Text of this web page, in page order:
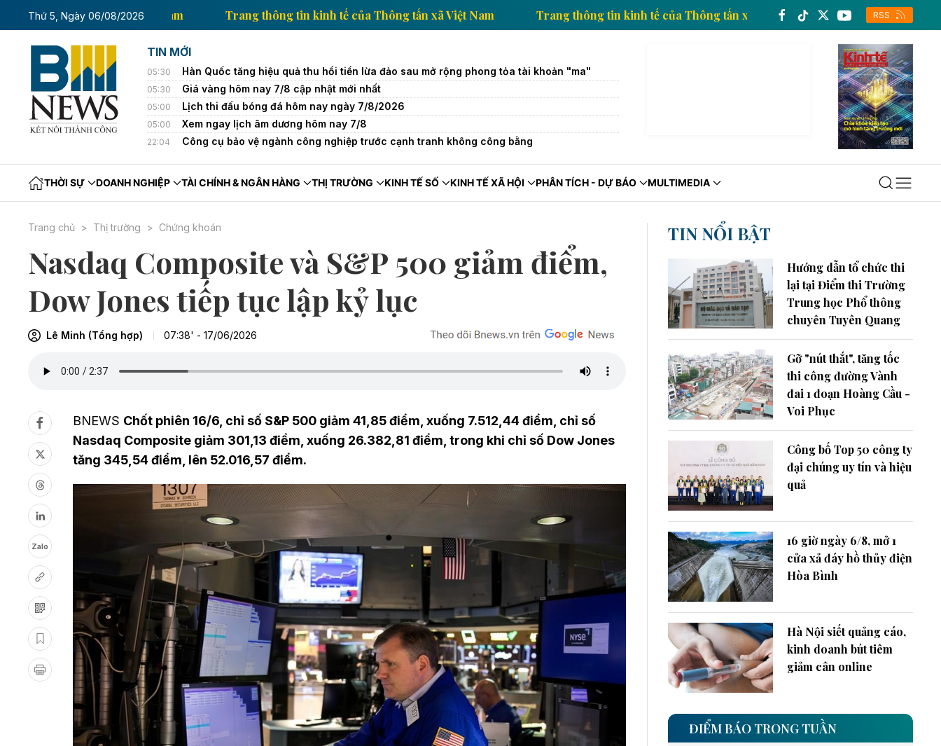
Thứ 5, Ngày 06/08/2026
thông tin kinh tế của Thông tấn xã Việt Nam Trang thông tin kinh tế của Thông tấn xã Việt Nam Trang thông tin kinh tế của Thông tấn xã Việt Nam RSS
TIN MỚI
05:30 Hàn Quốc tăng hiệu quả thu hồi tiền lừa đảo sau mở rộng phong tỏa tài khoản "ma"
05:30 Giá vàng hôm nay 7/8 cập nhật mới nhất
05:00 Lịch thi đấu bóng đá hôm nay ngày 7/8/2026
05:00 Xem ngay lịch âm dương hôm nay 7/8
22:04 Công cụ bảo vệ ngành công nghiệp trước cạnh tranh không công bằng
THỜI SỰ DOANH NGHIỆP TÀI CHÍNH & NGÂN HÀNG THỊ TRƯỜNG KINH TẾ SỐ KINH TẾ XÃ HỘI PHÂN TÍCH - DỰ BÁO MULTIMEDIA
Trang chủ Thị trường Chứng khoán
Nasdaq Composite và S&P 500 giảm điểm,
Dow Jones tiếp tục lập kỷ lục
Lê Minh (Tổng hợp) 07:38' - 17/06/2026
Zalo
BNEWS Chốt phiên 16/6, chỉ số S&P 500 giảm 41,85 điểm, xuống 7.512,44 điểm, chỉ số
Nasdaq Composite giảm 301,13 điểm, xuống 26.382,81 điểm, trong khi chỉ số Dow Jones
tăng 345,54 điểm, lên 52.016,57 điểm.
TIN NỔI BẬT
Hướng dẫn tổ chức thi
lại tại Điểm thi Trường
Trung học Phổ thông
chuyên Tuyên Quang
Gỡ "nút thắt", tăng tốc
thi công đường Vành
đai 1 đoạn Hoàng Cầu -
Voi Phục
Công bố Top 50 công ty
đại chúng uy tín và hiệu
quả
16 giờ ngày 6/8, mở 1
cửa xả đáy hồ thủy điện
Hòa Bình
Hà Nội siết quảng cáo,
kinh doanh bút tiêm
giảm cân online
ĐIỂM BÁO TRONG TUẦN